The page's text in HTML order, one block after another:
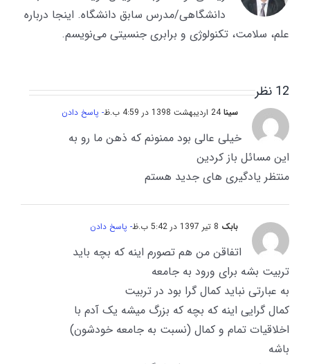
دانشگاهی/مدرس سابق دانشگاه. اینجا درباره
علم، سلامت، تکنولوژی و برابری جنسیتی می‌نویسم.
12 نظر
سینا24 اردیبهشت 1398 در 4:59 ب.ظ - پاسخ دادن
خیلی عالی بود ممنونم که ذهن ما رو به
این مسائل باز کردین
منتظر یادگیری های جدید هستم
بابک - پاسخ دادن
اتفاقن من هم تصورم اینه که بچه باید
تربیت بشه برای ورود به جامعه
به عبارتی نباید کمال گرا بود در تربیت
کمال گرایی اینه که بچه که بزرگ میشه یک آدم با
اخلاقیات تمام و کمال (نسبت به جامعه خودشون)
باشه